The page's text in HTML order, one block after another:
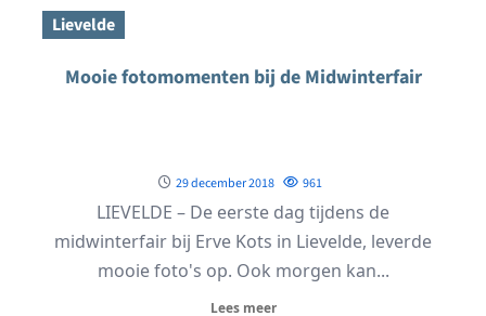
Lievelde
Mooie fotomomenten bij de Midwinterfair
29 december 2018 961
LIEVELDE – De eerste dag tijdens de
midwinterfair bij Erve Kots in Lievelde, leverde
mooie foto's op. Ook morgen kan...
Lees meer